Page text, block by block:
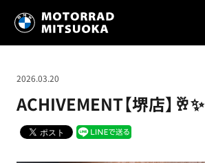
ACHIVEMENT【堺店】🥂✨
2026.03.20